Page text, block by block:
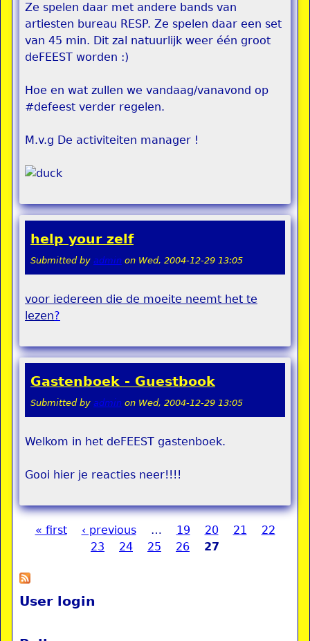
Ze spelen daar met andere bands van
artiesten bureau RESP. Ze spelen daar een set
van 45 min. Dit zal natuurlijk weer één groot
deFEEST worden :)
Hoe en wat zullen we vandaag/vanavond op
#defeest verder regelen.
M.v.g De activiteiten manager !
help your zelf
Submitted by admin on Wed, 2004-12-29 13:05
voor iedereen die de moeite neemt het te
lezen?
Gastenboek - Guestbook
Submitted by admin on Wed, 2004-12-29 13:05
Welkom in het deFEEST gastenboek.
Gooi hier je reacties neer!!!!
« first ‹ previous … 19 20 21
22
23
24 25 26 27
User login